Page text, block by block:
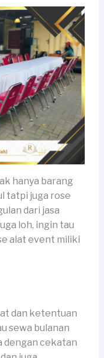
hanya barang
tatpi juga rose
dari jasa
loh, ingin tau
alat event miliki
dan ketentuan
sewa bulanan
dengan cekatan